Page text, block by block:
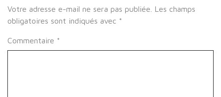
Votre adresse e-mail ne sera pas publiée.
Les champs
obligatoires sont indiqués avec *
Commentaire *